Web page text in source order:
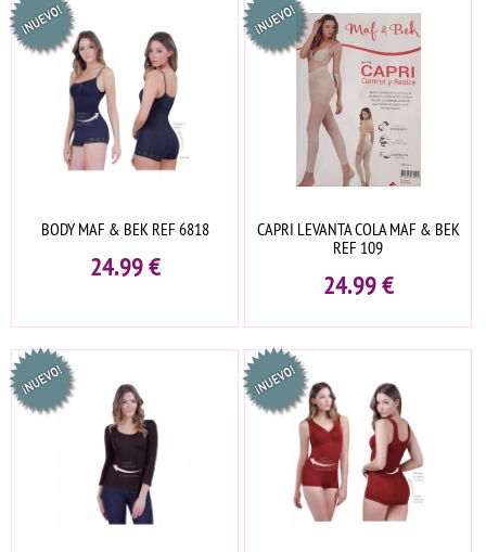
BODY MAF & BEK REF 6818
24.99€
CAPRI LEVANTA COLA MAF & BEK
REF 109
24.99€